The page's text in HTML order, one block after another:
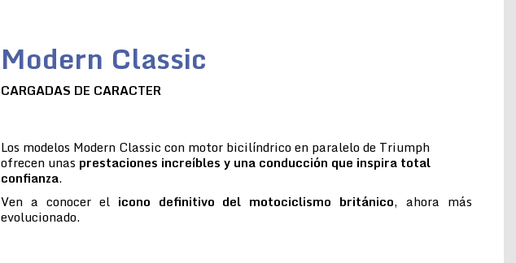
Modern Classic
CARGADAS DE CARACTER
Los modelos Modern Classic con motor bicilíndrico en paralelo de Triumph
ofrecen unas prestaciones increíbles y una conducción que inspira total
confianza.
Ven a conocer el icono definitivo del motociclismo británico, ahora más
evolucionado.